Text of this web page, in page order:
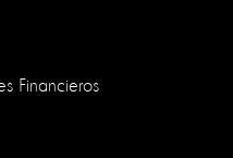
Financieros